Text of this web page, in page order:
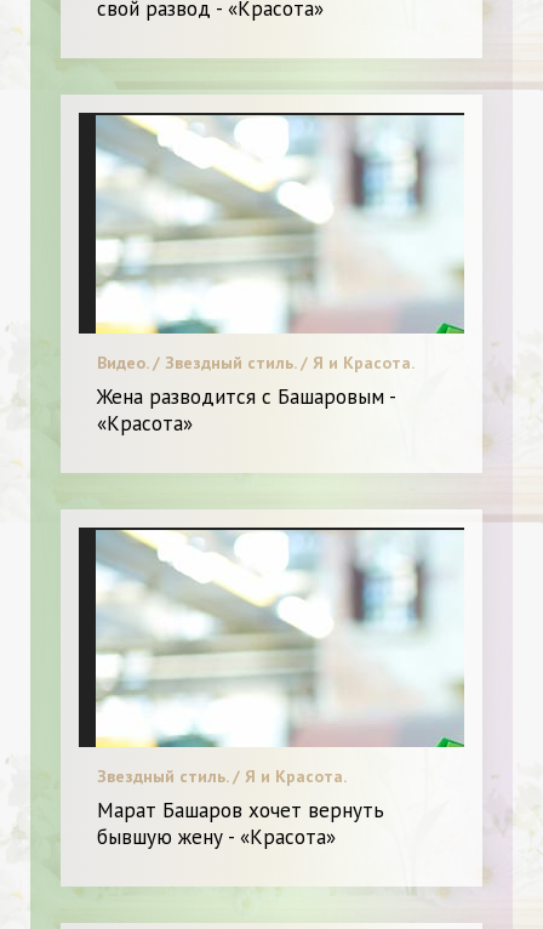
свой развод - «Красота»
Видео. / Звездный стиль. / Я и Красота.
Жена разводится с Башаровым -
«Красота»
Звездный стиль. / Я и Красота.
Марат Башаров хочет вернуть
бывшую жену - «Красота»